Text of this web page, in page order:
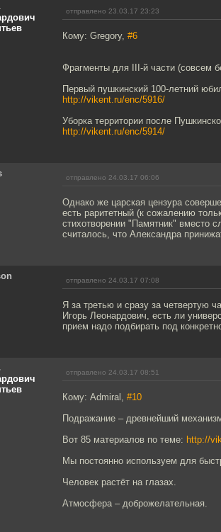
отправлено 23.03.17 23:23
Кому: Gregory, #6
Фрагменты для III-й части (совсем
Первый пушкинский 100-летний
http://vikent.ru/enc/5916/
Уборка территории после
http://vikent.ru/enc/5914/
отправлено 24.03.17 06:06
Однако же царская цензура
есть раритетный (к сожалению
стихотворении "Памятник" вместо
считалось, что Александра
отправлено 24.03.17 07:08
Я за третью и сразу за четвертую
Игорь Леонардович, есть ли
прием надо подбирать под
отправлено 24.03.17 08:51
Кому: Admiral, #10
Подражание – древнейший
Вот 85 материалов по теме: http://
Мы постоянно используем для
Человек растёт на глазах.
Атмосфера – доброжелательная.